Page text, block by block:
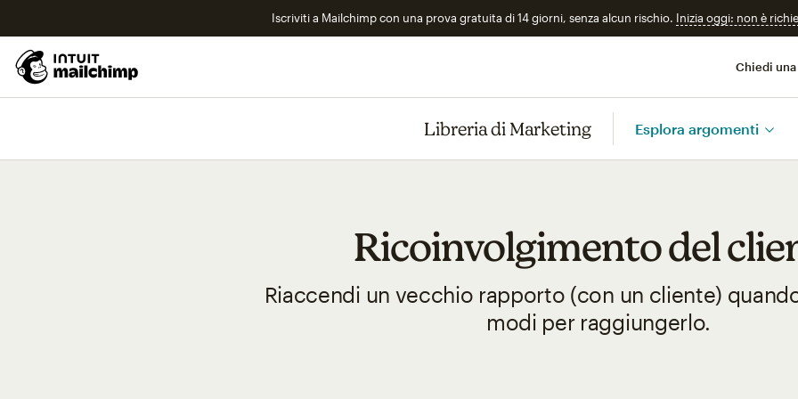
Iscriviti a Mailchimp con una prova gratuita di 14 giorni, senza alcun rischio. Inizia oggi: non è
Chiedi
Libreria di Marketing Esplora argomenti
Ricoinvolgimento del
Riaccendi un vecchio rapporto (con un cliente)
modi per raggiungerlo.